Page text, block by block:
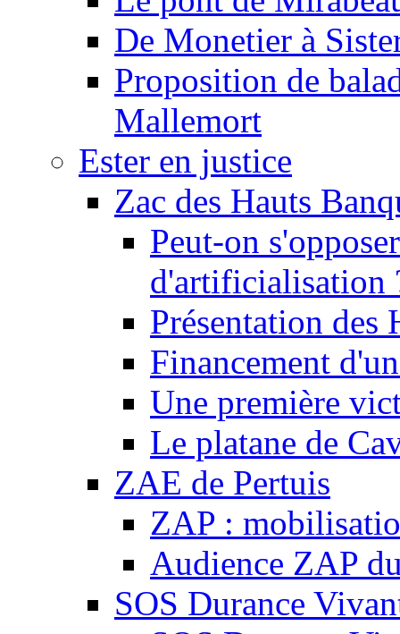
De Monetier à
Proposition de
Mallemort
Ester en justice
Zac des Hauts
Peut-on
d'artificialisation
Présentation des
Financement
Une première
Le platane de
ZAE de Pertuis
ZAP :
Audience ZAP
SOS Durance